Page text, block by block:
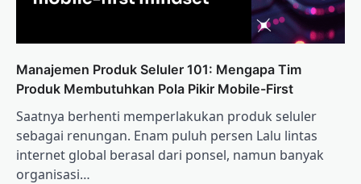
Manajemen Produk Seluler 101: Mengapa Tim
Produk Membutuhkan Pola Pikir Mobile-First
Saatnya berhenti memperlakukan produk seluler
sebagai renungan. Enam puluh persen Lalu lintas
internet global berasal dari ponsel, namun banyak
organisasi…